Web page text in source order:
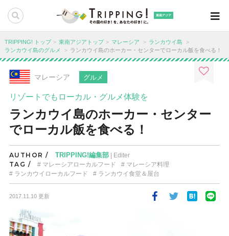
東南アジア
TRIPPING! トップ 東南アジアトップ マレーシア
ランカウイ島
ランカウイ島のグルメ
ランカウイ島のホーカー・センターでローカル飯を食べる！
マレーシア グルメ
リゾートでもローカル・グルメ体験を
ランカウイ島のホーカー・センター
でローカル飯を食べる！
AUTHOR / TRIPPING!編集部| Editer
TAG / マレーシアローカルフード
マレーシア料理
ランカウイローカルフード
ランカウイ食堂＆屋台
2017.11.10 更新